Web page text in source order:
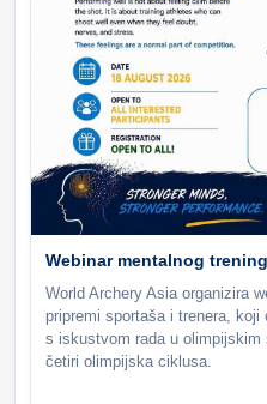
Webinar mentalnog
World Archery Asia organizira
pripremi sportaša i trenera,
s iskustvom rada u
četiri olimpijska ciklusa.